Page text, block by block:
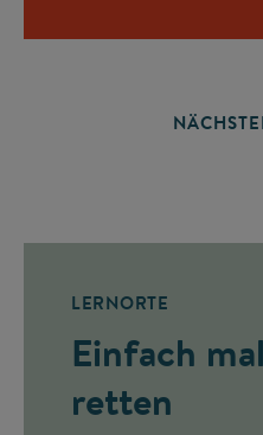
LERNORTE
Einfach
retten